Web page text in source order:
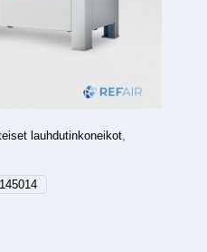
lauhdutinkoneikot,